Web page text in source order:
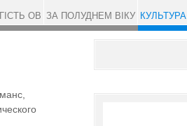
ГІСТЬ ОВ ЗА ПОЛУДНЕМ ВІКУ КУЛЬТУРА